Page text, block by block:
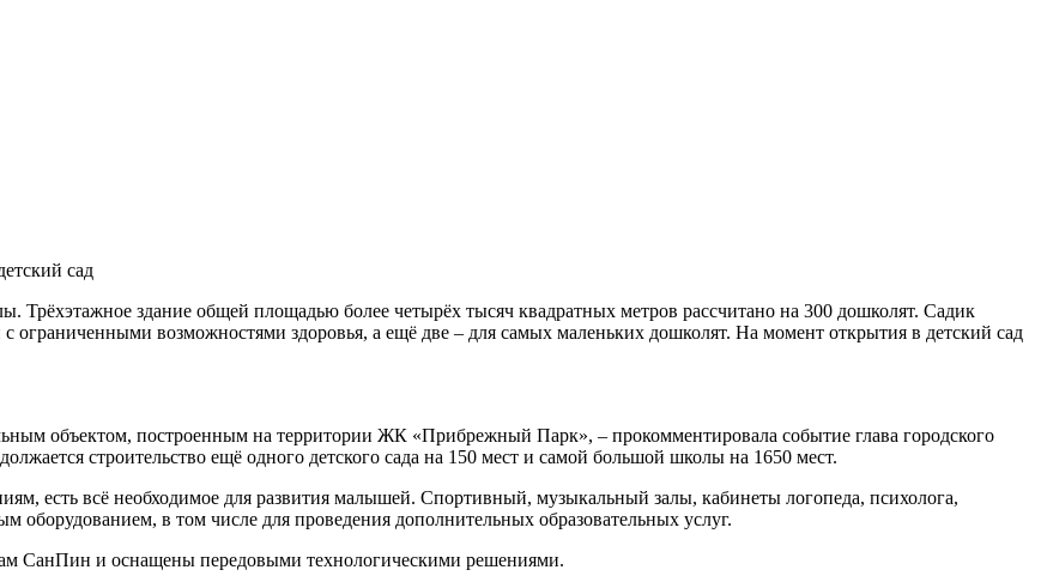
сад
Трёхэтажное здание общей площадью более четырёх тысяч квадратных метров рассчитано на 300 дошколят. Садик
ограниченными возможностями здоровья, а ещё две – для самых маленьких дошколят. На момент открытия в детский сад
объектом, построенным на территории ЖК «Прибрежный Парк», – прокомментировала событие глава городского
строительство ещё одного детского сада на 150 мест и самой большой школы на 1650 мест.
есть всё необходимое для развития малышей. Спортивный, музыкальный залы, кабинеты логопеда, психолога,
в том числе для проведения дополнительных образовательных услуг.
СанПин и оснащены передовыми технологическими решениями.